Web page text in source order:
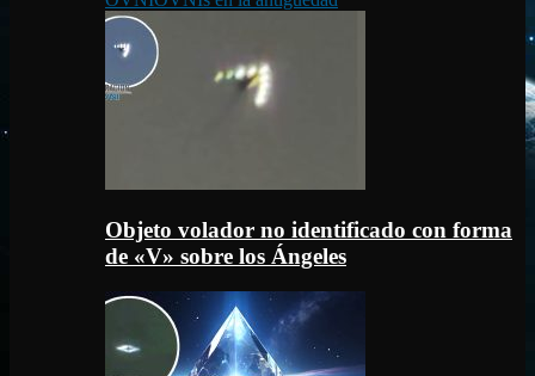
Objeto volador no identificado con forma
de «V» sobre los Ángeles